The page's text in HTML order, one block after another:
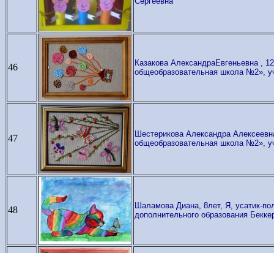
46
Казакова АлександраЕвгеньевна ,
общеобразовательная школа №2»,
47
Шестерикова Александра
общеобразовательная школа №2»,
48
Шаламова Диана, 8лет, Я, усатик-
дополнительного образования